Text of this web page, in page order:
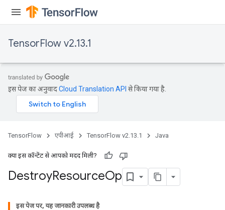
TensorFlow v2.13.1
इस पेज का अनुवादCloud Translation API से किया गया है.
TensorFlow एपीआई TensorFlow v2.13.1 Java
क्या इस कॉन्टेंट से आपको मदद मिली?
DestroyResourceOp
इस पेज पर, यह जानकारी उपलब्ध है